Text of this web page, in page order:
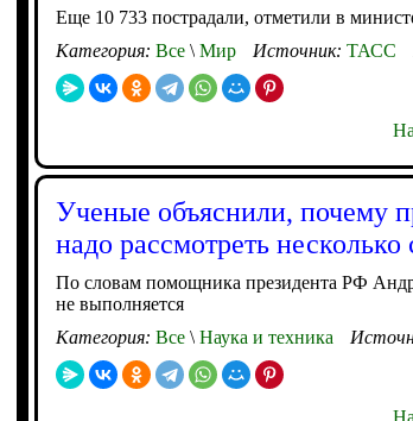
Еще 10 733 пострадали, отметили в
Категория: Все \ Мир Источник: ТАСС
Ученые объяснили, почему
надо рассмотреть несколько
По словам помощника президента РФ
не выполняется
Категория: Все \ Наука и техника